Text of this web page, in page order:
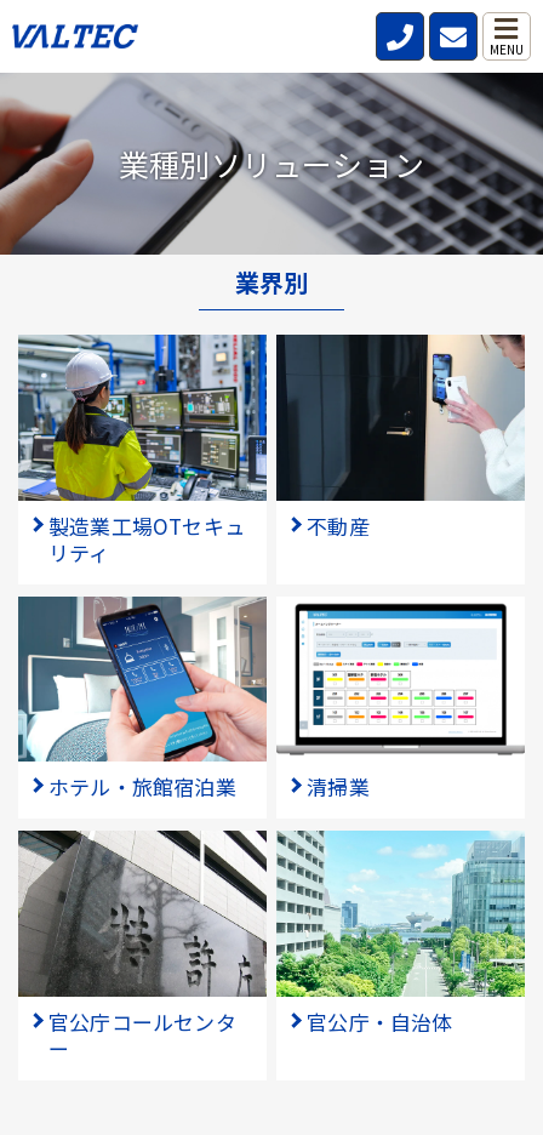
MENU
業種別ソリューション
業界別
製造業工場OTセキュ
リティ
不動産
ホテル・旅館宿泊業 清掃業
官公庁コールセンタ
ー
官公庁・自治体